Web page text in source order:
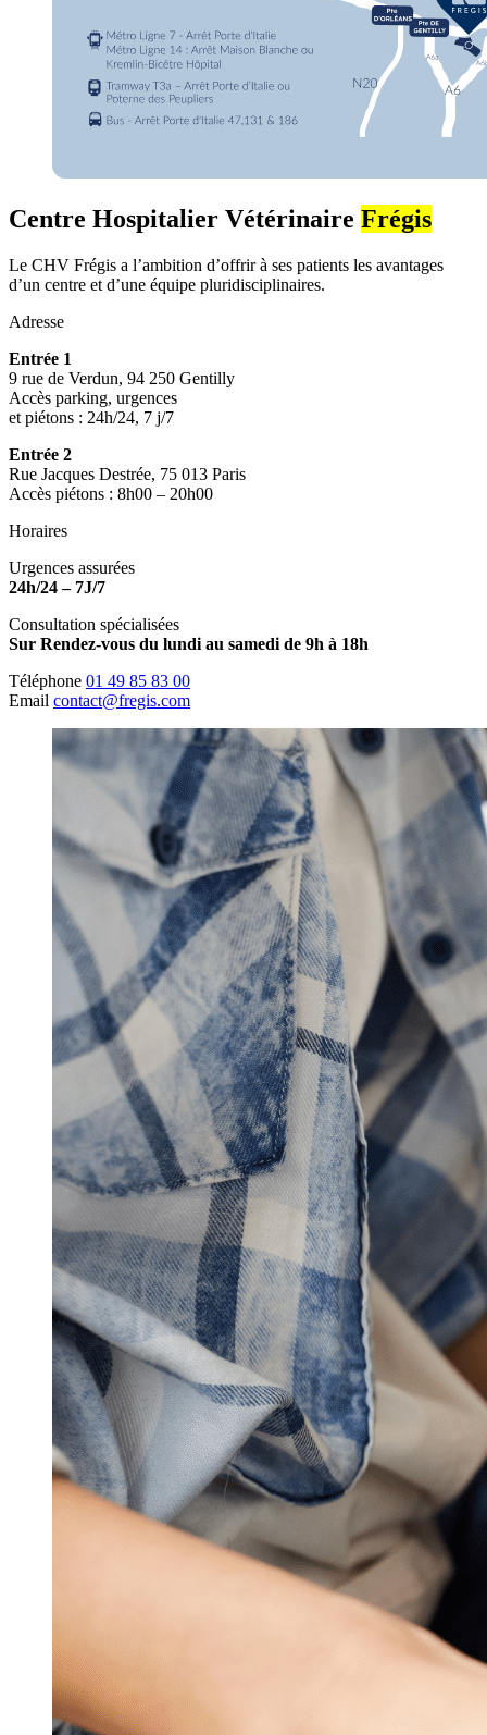
Centre Hospitalier Vétérinaire Frégis
Le CHV Frégis a l’ambition d’offrir à ses patients les avantages
d’un centre et d’une équipe pluridisciplinaires.
Adresse
Entrée 1
9 rue de Verdun, 94 250 Gentilly
Accès parking, urgences
et piétons : 24h/24, 7 j/7
Entrée 2
Rue Jacques Destrée, 75 013 Paris
Accès piétons : 8h00 – 20h00
Horaires
Urgences assurées
24h/24 – 7J/7
Consultation spécialisées
Sur Rendez-vous du lundi au samedi de 9h à 18h
Téléphone 01 49 85 83 00
Email contact@fregis.com